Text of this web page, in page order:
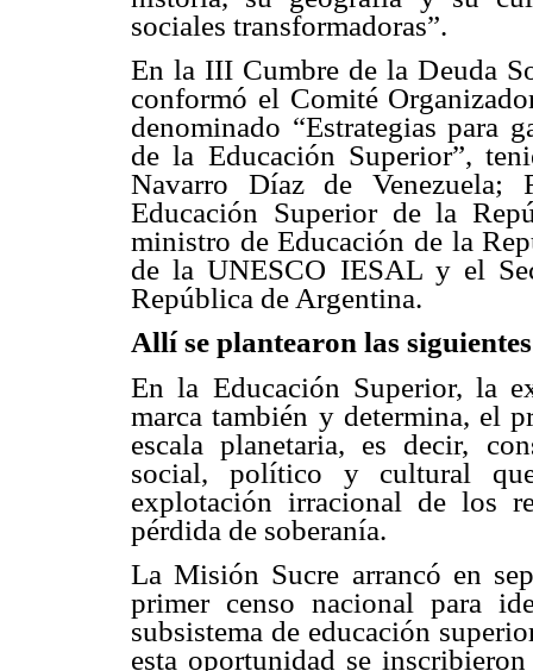
sociales transformadoras”.
En la III Cumbre de la Deuda
conformó el Comité
denominado “Estrategias para
de la Educación Superior”,
Navarro Díaz de Venezuela;
Educación Superior de la
ministro de Educación de la
de la UNESCO IESAL y el
República de Argentina.
Allí se plantearon las
En la Educación Superior, la
marca también y determina, el
escala planetaria, es decir,
social, político y cultural
explotación irracional de los
pérdida de soberanía.
La Misión Sucre arrancó en
primer censo nacional para
subsistema de educación
esta oportunidad se